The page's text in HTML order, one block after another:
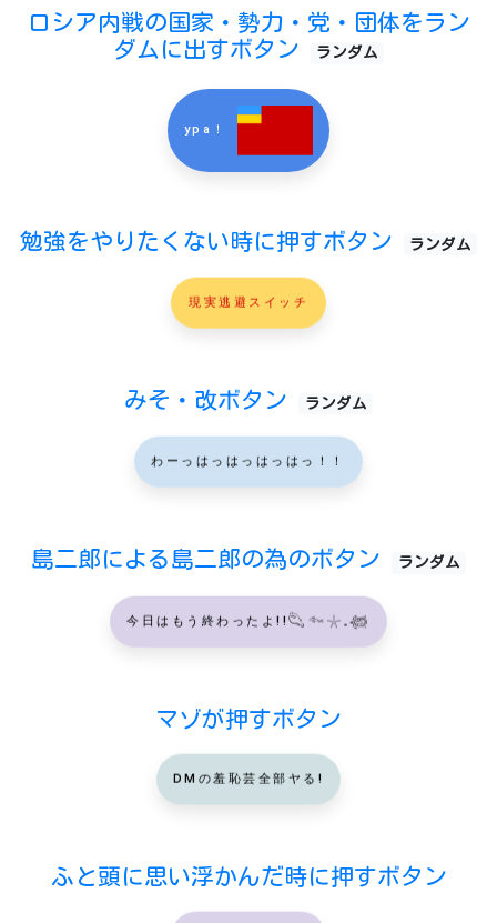
ロシア内戦の国家・勢力・党・団体をラン
ダムに出すボタン
ランダム
ypa！
勉強をやりたくない時に押すボタン ランダム
現実逃避スイッチ
みそ・改ボタン ランダム
わーっはっはっはっはっ！！
島二郎による島二郎の為のボタン ランダム
今日はもう終わったよ!!𓆡𓆜𓇼𓈒𓆉
マゾが押すボタン
DMの羞恥芸全部ヤる!
ふと頭に思い浮かんだ時に押すボタン